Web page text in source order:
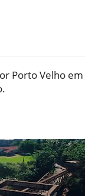
Porto Velho em